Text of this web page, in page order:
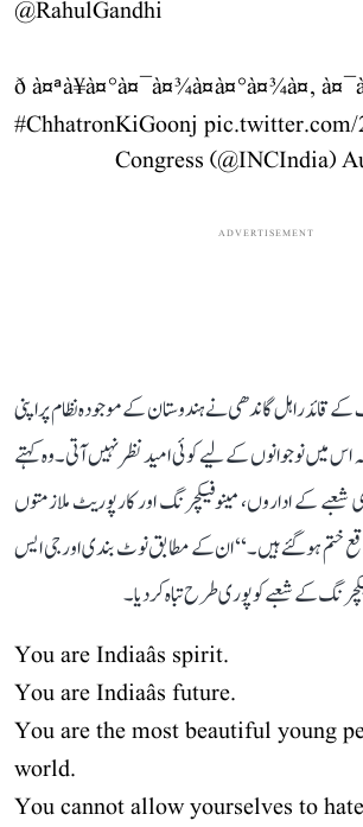
@RahulGandhi
ð à¤ªà¥à¤°à¤¯à¤¾à¤à¤°à¤¾à¤,
#ChhatronKiGoonj
ADVERTISEMENT
قائد راہل گاندھی نے ہندوستان کے موجودہ نظام پر اپنی
میں نوجوانوں کے لیے کوئی امید نظر نہیں آتی۔ وہ کہتے
کے اداروں، مینوفیکچرنگ اور کارپوریٹ ملازمتوں
ختم ہو گئے ہیں۔‘‘ ان کے مطابق نوٹ بندی اور جی ایس
کے شعبے کو پوری طرح تباہ کر دیا۔
You are Indiaâs spirit.
You are Indiaâs future.
You are the most beautiful young
world.
You cannot allow yourselves to